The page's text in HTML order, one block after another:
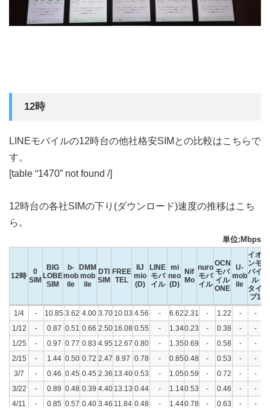
12時
LINEモバイルの12時台の他社格安SIMとの比較はこちらで
す。
[table “1470” not found /]
12時台の各社SIMの下り(ダウンロード)速度の推移はこち
ら。
単位:Mbps
12時
0
SIM
BIG
LOBE
SIM
b-
mob
ile
DMM
mob
ile
DTI
SIM
FREE
TEL
IIJ
mio
(D)
LINE
モバ
イル
mi
neo
(D)
Nif
Mo
nuro
モバ
イル
OCN
モバ
イル
ONE
U-
mob
ile
イオ
ンモ
バイ
ル
タイ
プ1
12時
BIG
LOBE
SIM
b-
mob
ile
DMM
mob
ile
DTI
SIM
FREE
TEL
IIJ
mio
(D)
イル
mi
neo
(D)
Nif
Mo
イル
OCN
モバ
イル
ONE
ile
バイ
ル
タイ
プ1
1/4 - 10.85 3.62 4.00 3.70 10.03 4.56 - 6.622.31 - 1.22 - -
1/12
- 0.87 0.51 0.66 2.50 16.08 0.55 - 1.340.23 - 0.38 - -
1/25
- 0.97 0.77 0.83 4.95 12.67 0.80 - 1.350.69 - 0.58 - -
2/15
- 1.44 0.50 0.72 2.47 8.97 0.78 - 0.850.48 - 0.53 - -
3/7
- 0.46 0.45 0.45 2.36 13.40 0.53 - 1.050.59 - 0.72 - -
3/22
- 0.89 0.48 0.39 4.40 13.13 0.44 - 1.140.53 - 0.46 - -
4/11
- 0.85 0.57 0.40 3.46 11.84 0.48 - 1.440.78 - 0.63 - -